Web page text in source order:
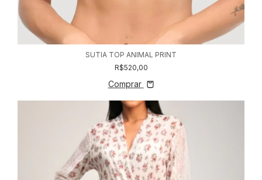
SUTIA TOP ANIMAL PRINT
R$520,00
Comprar